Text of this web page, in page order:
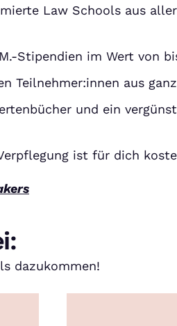
Law Schools aus
Stipendien im Wert von
Teilnehmer:innen aus
und ein
ist für dich
dazukommen!